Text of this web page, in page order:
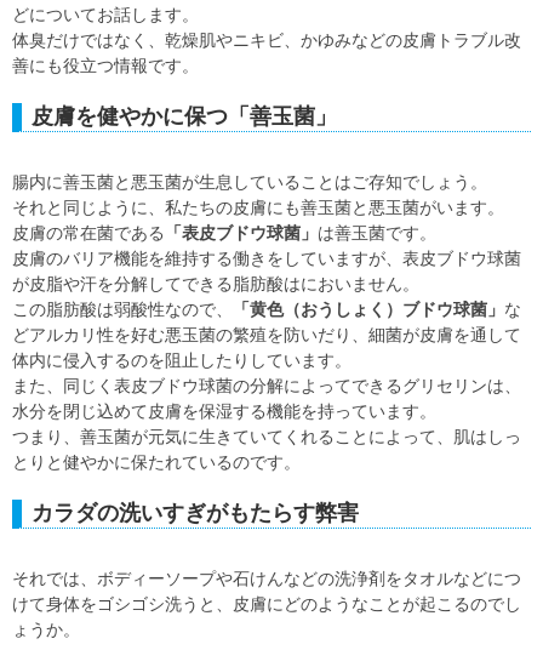
どについてお話します。
体臭だけではなく、乾燥肌やニキビ、かゆみなどの皮膚トラブル改
善にも役立つ情報です。
皮膚を健やかに保つ「善玉菌」
腸内に善玉菌と悪玉菌が生息していることはご存知でしょう。
それと同じように、私たちの皮膚にも善玉菌と悪玉菌がいます。
皮膚の常在菌である
「表皮ブドウ球菌」 は善玉菌です。
皮膚のバリア機能を維持する働きをしていますが、表皮ブドウ球菌
が皮脂や汗を分解してできる脂肪酸はにおいません。
この脂肪酸は弱酸性なので、
「黄色（おうしょく）ブドウ球菌」 な
どアルカリ性を好む悪玉菌の繁殖を防いだり、細菌が皮膚を通して
体内に侵入するのを阻止したりしています。
また、同じく表皮ブドウ球菌の分解によってできるグリセリンは、
水分を閉じ込めて皮膚を保湿する機能を持っています。
つまり、善玉菌が元気に生きていてくれることによって、肌はしっ
とりと健やかに保たれているのです。
カラダの洗いすぎがもたらす弊害
それでは、ボディーソープや石けんなどの洗浄剤をタオルなどにつ
けて身体をゴシゴシ洗うと、皮膚にどのようなことが起こるのでし
ょうか。